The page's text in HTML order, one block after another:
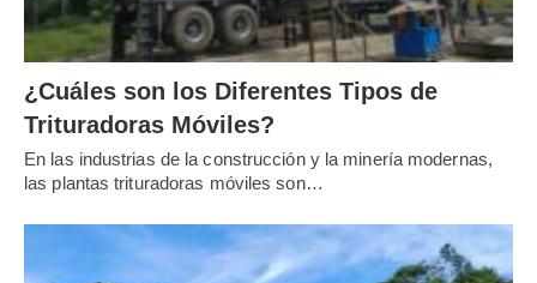
¿Cuáles son los Diferentes Tipos de
Trituradoras Móviles?
En las industrias de la construcción y la minería modernas,
las plantas trituradoras móviles son…